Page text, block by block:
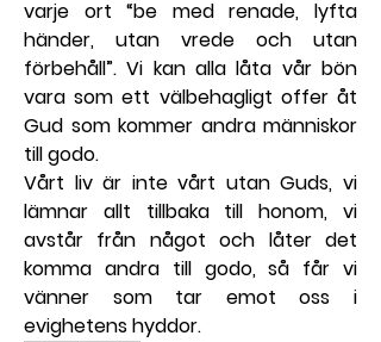
varje ort “be med renade, lyfta
händer, utan vrede och utan
förbehåll”. Vi kan alla låta vår bön
vara som ett välbehagligt offer åt
Gud som kommer andra människor
till godo.
Vårt liv är inte vårt utan Guds, vi
lämnar allt tillbaka till honom, vi
avstår från något och låter det
komma andra till godo, så får vi
vänner som tar emot oss i
evighetens hyddor.